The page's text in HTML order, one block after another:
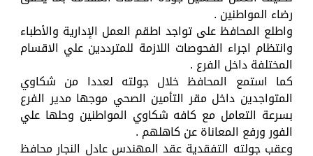
رضاء المواطنين .
واطلع المحافظ على تواجد اطقم العمل الإدارية والأطباء
وانتظام اجراء الفحوصات اللازمة للمترددين علي الاقسام
المختلفة داخل الفرع .
كما استمع المحافظ خلال جولته لعددا من شكاوي
المتواجدين داخل مقر التأمين الصحي موجها مدير الفرع
بسرعة التعامل مع كافه شكاوي المواطنين وحلها علي
الفور ورفع المعاناة عن كاهلهم .
وعقب جولته التفقدية عقد المهندس عادل النجار محافظ